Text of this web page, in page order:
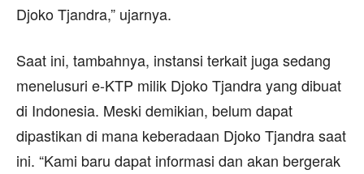
Djoko Tjandra,” ujarnya.
Saat ini, tambahnya, instansi terkait juga sedang
menelusuri e-KTP milik Djoko Tjandra yang dibuat
di Indonesia. Meski demikian, belum dapat
dipastikan di mana keberadaan Djoko Tjandra saat
ini. “Kami baru dapat informasi dan akan bergerak